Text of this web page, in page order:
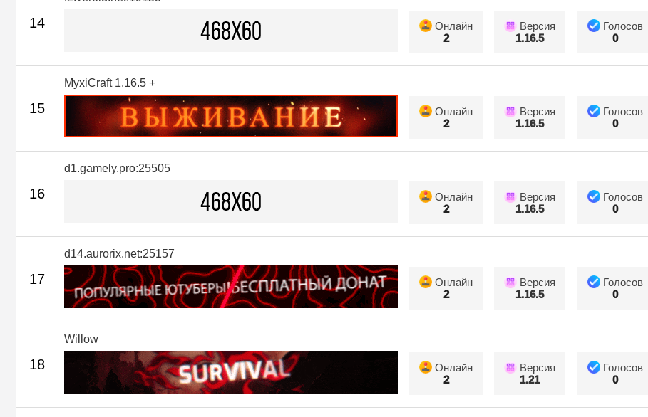
14
Онлайн
2
Версия
1.16.5
Голосов
0
15
MyxiCraft 1.16.5 +
Онлайн
2
Версия
1.16.5
Голосов
0
16
d1.gamely.pro:25505
Онлайн
2
Версия
1.16.5
Голосов
0
17
d14.aurorix.net:25157
Онлайн
2
Версия
1.16.5
Голосов
0
18
Willow
Онлайн
2
Версия
1.21
Голосов
0